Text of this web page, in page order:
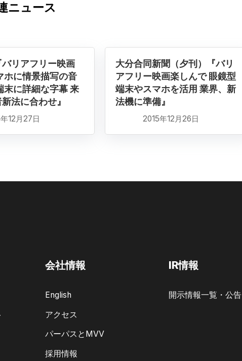
ニュース
リアフリー映画
ホに情景描写の音
末に詳細な字幕 来
法に合わせ』
12月27日
大分合同新聞（夕刊）『バリ
アフリー映画楽しんで 眼鏡型
端末やスマホを活用 業界、新
法機に準備』
2015年12月26日
会社情報
English
アクセス
パーパスとMVV
採用情報
IR情報
開示情報一覧・公告